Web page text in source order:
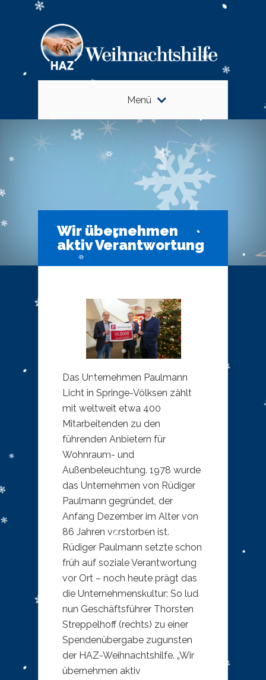
Menü
Wir übernehmen
aktiv Verantwortung
Das Unternehmen Paulmann
Licht in Springe-Völksen zählt
mit weltweit etwa 400
Mitarbeitenden zu den
führenden Anbietern für
Wohnraum- und
Außenbeleuchtung. 1978 wurde
das Unternehmen von Rüdiger
Paulmann gegründet, der
Anfang Dezember im Alter von
86 Jahren verstorben ist.
Rüdiger Paulmann setzte schon
früh auf soziale Verantwortung
vor Ort – noch heute prägt das
die Unternehmenskultur: So lud
nun Geschäftsführer Thorsten
Streppelhoff (rechts) zu einer
Spendenübergabe zugunsten
der HAZ-Weihnachtshilfe. „Wir
übernehmen aktiv